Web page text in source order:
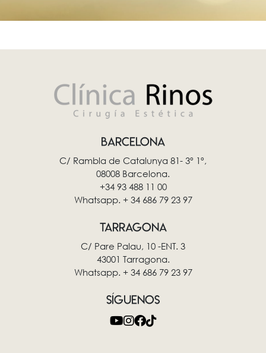
BARCELONA
C/ Rambla de Catalunya 81- 3º 1º,
08008 Barcelona.
+34 93 488 11 00
Whatsapp. + 34 686 79 23 97
TARRAGONA
C/ Pare Palau, 10 -ENT. 3
43001 Tarragona.
Whatsapp. + 34 686 79 23 97
SÍGUENOS